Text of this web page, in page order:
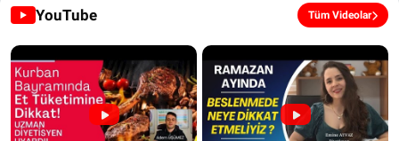
YouTube Tüm Videolar